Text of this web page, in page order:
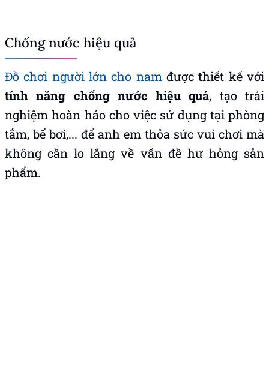
Chống nước hiệu quả
Đồ chơi người lớn cho namđược thiết kế với
tính năng chống nước hiệu quả, tạo trải
nghiệm hoàn hảo cho việc sử dụng tại phòng
tắm, bể bơi,... để anh em thỏa sức vui chơi mà
không cần lo lắng về vấn đề hư hỏng sản
phẩm.